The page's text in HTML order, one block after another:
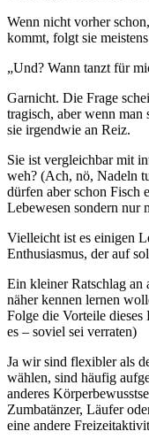
Wenn nicht vorher
kommt, folgt sie
„Und? Wann tanzt für
Garnicht. Die Frage
tragisch, aber wenn
sie irgendwie an Reiz.
Sie ist vergleichbar mit
weh? (Ach, nö, Nadeln
dürfen aber schon Fisch
Lebewesen sondern nur
Vielleicht ist es einigen
Enthusiasmus, der auf
Ein kleiner Ratschlag an
näher kennen lernen
Folge die Vorteile
es – soviel sei verraten)
Ja wir sind flexibler als
wählen, sind häufig
anderes
Zumbatänzer, Läufer
eine andere